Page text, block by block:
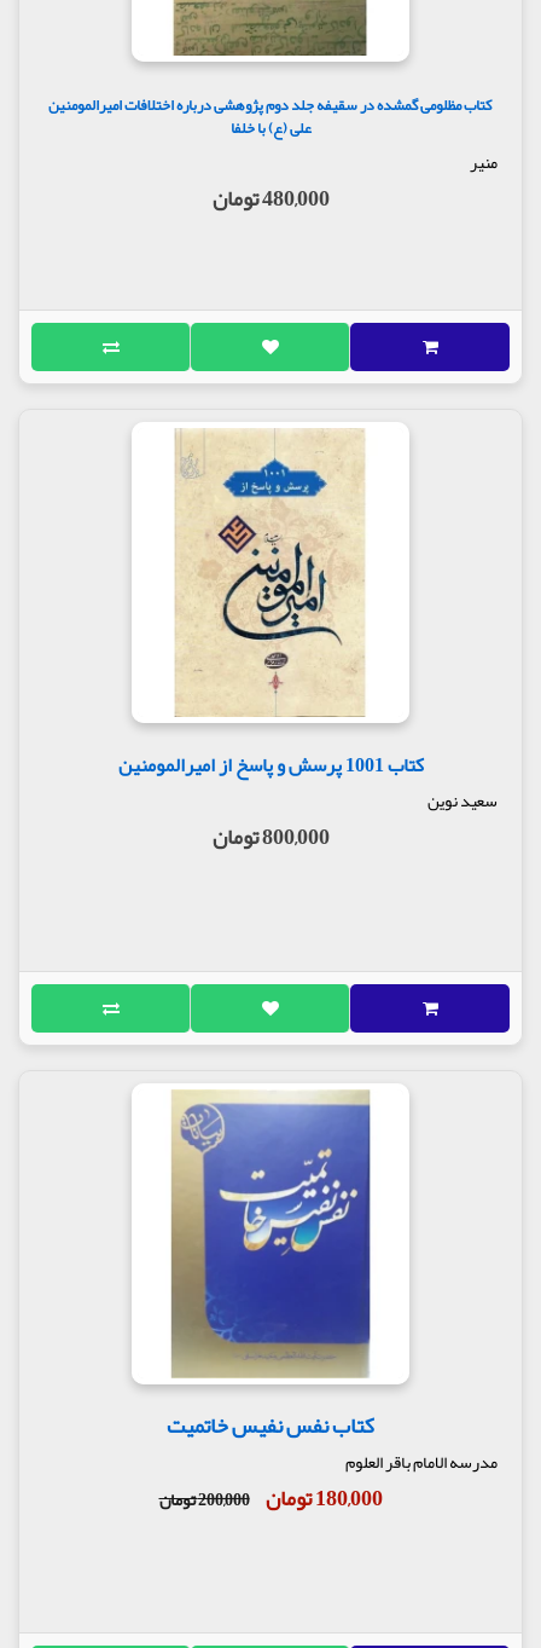
کتاب مظلومی گمشده در سقیفه جلد دوم پژوهشی درباره اختلافات امیرالمومنین
علی (ع) با خلفا
منیر
480,000 تومان
کتاب 1001 پرسش و پاسخ از امیرالمومنین
سعید نوین
800,000 تومان
کتاب نفس نفیس خاتمیت
مدرسه الامام باقر العلوم
180,000 تومان 200,000 تومان